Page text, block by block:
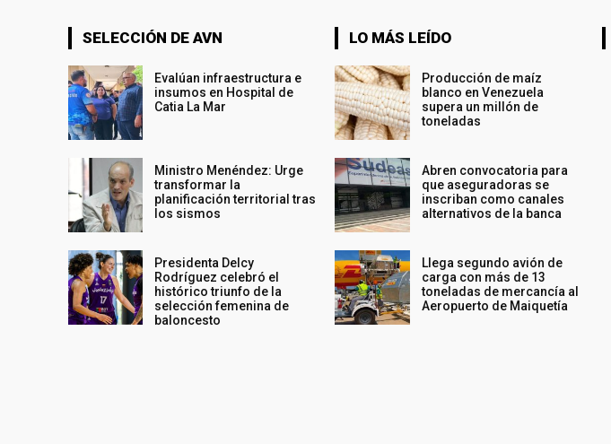
SELECCIÓN DE AVN
Evalúan infraestructura e
insumos en Hospital de
Catia La Mar
Ministro Menéndez: Urge
transformar la
planificación territorial tras
los sismos
Presidenta Delcy
Rodríguez celebró el
histórico triunfo de la
selección femenina de
baloncesto
LO MÁS LEÍDO
Producción de maíz
blanco en Venezuela
supera un millón de
toneladas
Abren convocatoria para
que aseguradoras se
inscriban como canales
alternativos de la banca
Llega segundo avión de
carga con más de 13
toneladas de mercancía al
Aeropuerto de Maiquetía